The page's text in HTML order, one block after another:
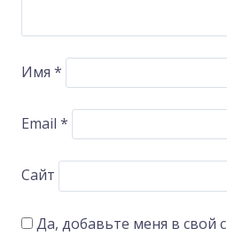
Имя *
Email *
Сайт
Да, добавьте меня в свой